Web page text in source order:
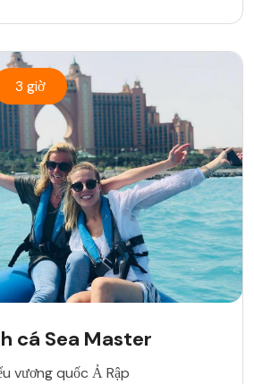
3 giờ
cá Sea Master
vương quốc Ả Rập